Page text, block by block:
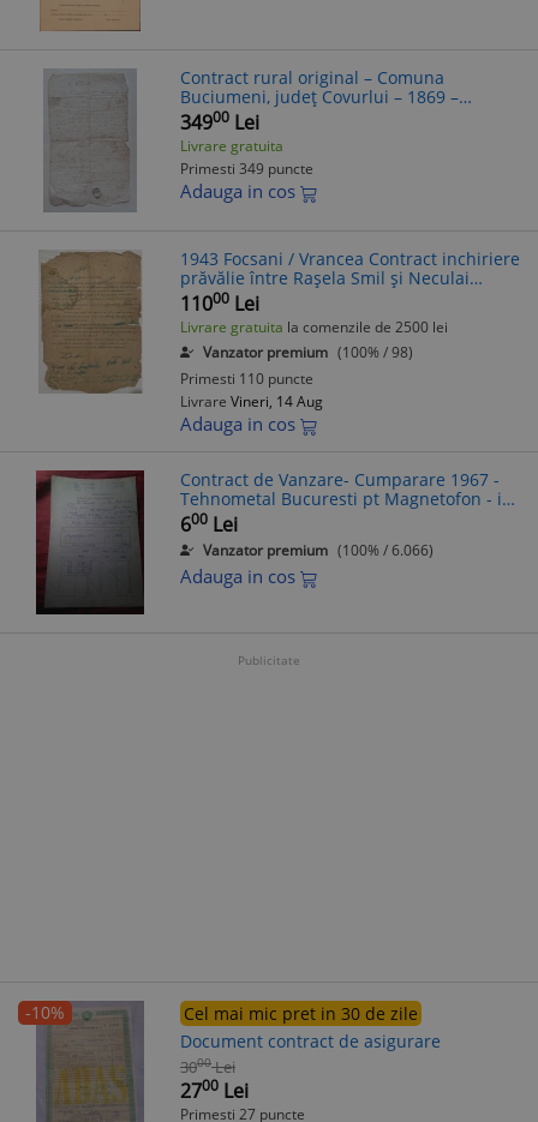
Contract rural original – Comuna
Buciumeni, județ Covurlui – 1869 –
ștampilă primărie
34900 Lei
Livrare gratuita
Primesti 349 puncte
Adauga in cos
1943 Focsani / Vrancea Contract inchiriere
prăvălie între Rașela Smil și Neculai
Mercan, comercianti, Piata Independentei
Nr 48 / interbelic iudaica
11000 Lei
Livrare gratuita la comenzile de 2500 lei
Vanzator premium (100% / 98)
Primesti 110 puncte
Livrare Vineri, 14 Aug
Adauga in cos
Contract de Vanzare- Cumparare 1967 -
Tehnometal Bucuresti pt Magnetofon - in
rate
600 Lei
Vanzator premium (100% / 6.066)
Adauga in cos
Publicitate
-10%
Cel mai mic pret in 30 de zile
Document contract de asigurare
3000 Lei
2700 Lei
Primesti 27 puncte